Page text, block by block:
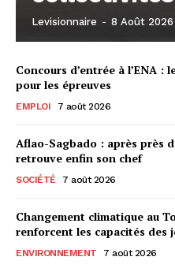
Levisionnaire - 8 Août 2026
Concours d’entrée à l’ENA :
pour les épreuves
EMPLOI 7 août 2026
Aflao-Sagbado : après près
retrouve enfin son chef
SOCIÉTÉ 7 août 2026
Changement climatique au
renforcent les capacités des
ENVIRONNEMENT 7 août 2026